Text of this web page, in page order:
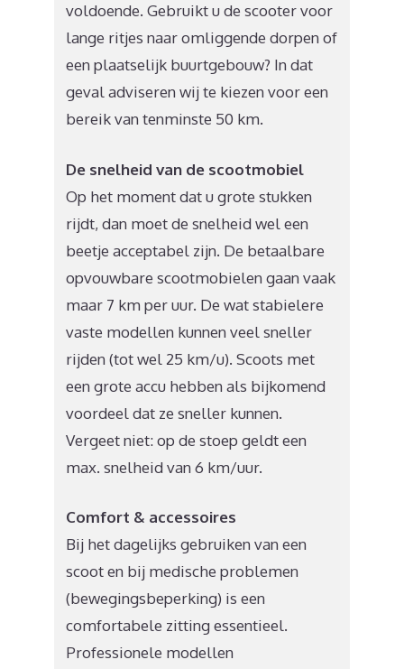
voldoende. Gebruikt u de scooter voor
lange ritjes naar omliggende dorpen of
een plaatselijk buurtgebouw? In dat
geval adviseren wij te kiezen voor een
bereik van tenminste 50 km.
De snelheid van de scootmobiel
Op het moment dat u grote stukken
rijdt, dan moet de snelheid wel een
beetje acceptabel zijn. De betaalbare
opvouwbare scootmobielen gaan vaak
maar 7 km per uur. De wat stabielere
vaste modellen kunnen veel sneller
rijden (tot wel 25 km/u). Scoots met
een grote accu hebben als bijkomend
voordeel dat ze sneller kunnen.
Vergeet niet: op de stoep geldt een
max. snelheid van 6 km/uur.
Comfort & accessoires
Bij het dagelijks gebruiken van een
scoot en bij medische problemen
(bewegingsbeperking) is een
comfortabele zitting essentieel.
Professionele modellen